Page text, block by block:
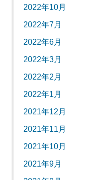
2022年10月
2022年7月
2022年6月
2022年3月
2022年2月
2022年1月
2021年12月
2021年11月
2021年10月
2021年9月